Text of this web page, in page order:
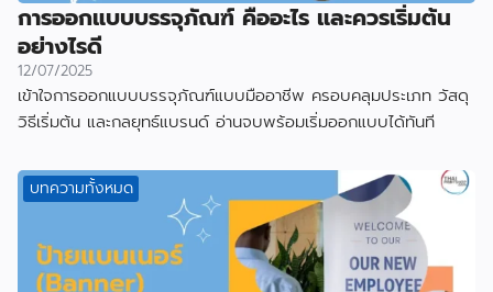
การออกแบบบรรจุภัณฑ์ คืออะไร และควรเริ่มต้น
อย่างไรดี
12/07/2025
เข้าใจการออกแบบบรรจุภัณฑ์แบบมืออาชีพ ครอบคลุมประเภท วัสดุ
วิธีเริ่มต้น และกลยุทธ์แบรนด์ อ่านจบพร้อมเริ่มออกแบบได้ทันที
บทความทั้งหมด